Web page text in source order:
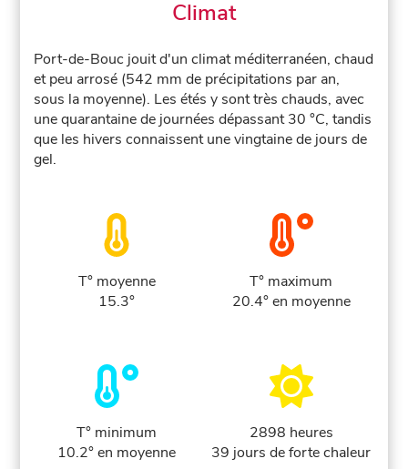
Climat
Port-de-Bouc jouit d'un climat méditerranéen, chaud
et peu arrosé (542 mm de précipitations par an,
sous la moyenne). Les étés y sont très chauds, avec
une quarantaine de journées dépassant 30 °C, tandis
que les hivers connaissent une vingtaine de jours de
gel.
T° moyenne
15.3°
T° maximum
20.4° en moyenne
T° minimum
10.2° en moyenne
2898 heures
39 jours de forte chaleur